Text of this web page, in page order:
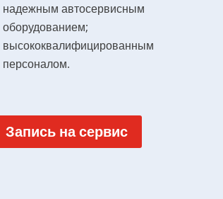
надежным автосервисным
оборудованием;
высококвалифицированным
персоналом.
Запись на сервис